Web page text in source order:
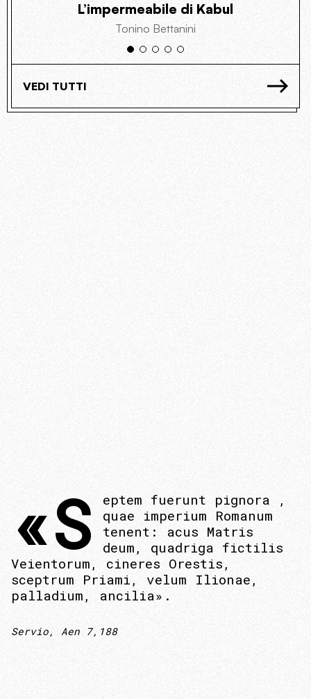
L’impermeabile di Kabul
Tonino Bettanini
VEDI TUTTI
«S
eptem fuerunt pignora ,
quae imperium Romanum
tenent: acus Matris
deum, quadriga fictilis
Veientorum, cineres Orestis,
sceptrum Priami, velum Ilionae,
palladium, ancilia».
Servio, Aen 7,188